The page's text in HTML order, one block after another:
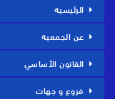
الرئيسية
عن الجمعية
القانون الأساسي
فروع و جهات